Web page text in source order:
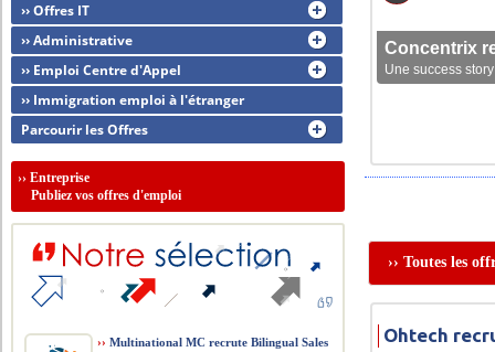
Concentrix
Une success
›› Toutes les
Ohtech
›› Offres IT
›› Administrative
›› Emploi Centre d'Appel
›› Immigration emploi à l'étranger
Parcourir les Offres
››Entreprise
Publiez vos offres d'emploi
›› Multinational MC recrute Bilingual Sales